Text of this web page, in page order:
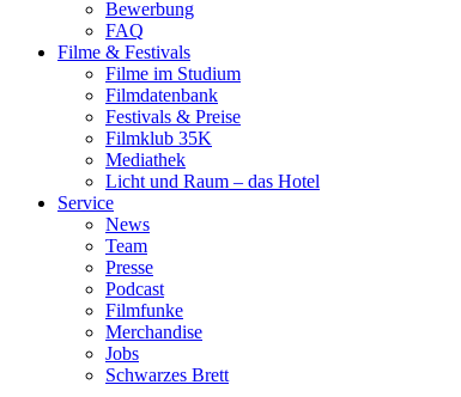
Bewer­bung
FAQ
Fil­me & Fes­ti­vals
Fil­me im Stu­di­um
Film­da­ten­bank
Fes­ti­vals & Prei­se
Film­klub 35K
Media­thek
Licht und Raum – das Hotel
Ser­vice
News
Team
Pres­se
Pod­cast
Film­fun­ke
Mer­chan­di­se
Jobs
Schwar­zes Brett